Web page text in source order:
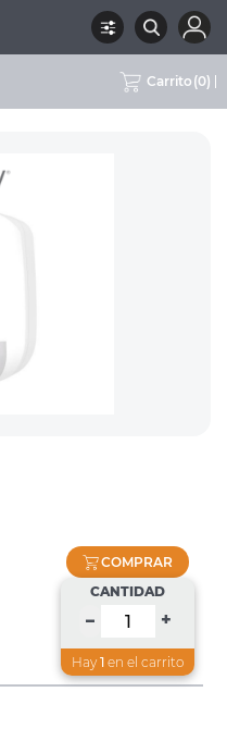
Carrito (0)
MARCA
COMPRAR
CANTIDAD
– +
Hay 1 en el carrito